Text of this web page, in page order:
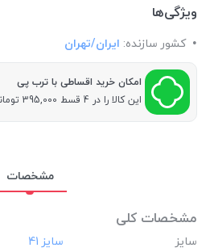
ویژگی‌ها
کشور سازنده: ایران/تهران
امکان خرید اقساطی با ترب پی
این کالا را در 4 قسط 395,000 تومانی بخرید
مشخصات
مشخصات کلی
سایز